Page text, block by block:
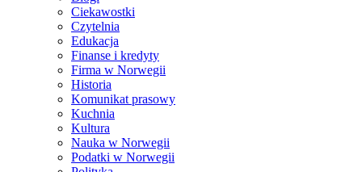
Ciekawostki
Czytelnia
Edukacja
Finanse i kredyty
Firma w Norwegii
Historia
Komunikat prasowy
Kuchnia
Kultura
Nauka w Norwegii
Podatki w Norwegii